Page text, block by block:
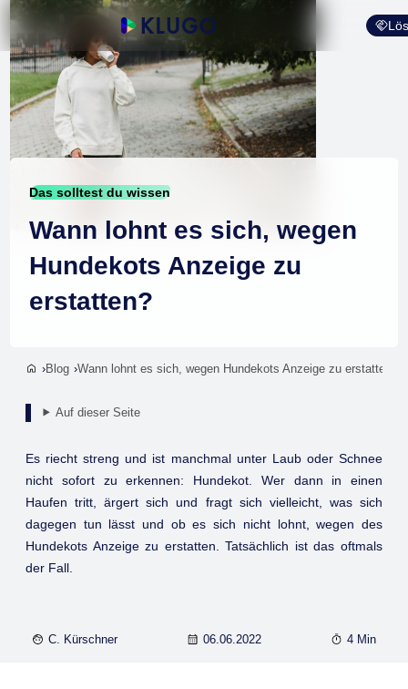
Das solltest du wissen
Wann lohnt es sich, wegen
Hundekots Anzeige zu
erstatten?
Blog Wann lohnt es sich, wegen Hundekots Anzeige zu erstatten?
Auf dieser Seite
Es riecht streng und ist manchmal unter Laub oder Schnee
nicht sofort zu erkennen: Hundekot. Wer dann in einen
Haufen tritt, ärgert sich und fragt sich vielleicht, was sich
dagegen tun lässt und ob es sich nicht lohnt, wegen des
Hundekots Anzeige zu erstatten. Tatsächlich ist das oftmals
der Fall.
C. Kürschner 06.06.2022 4 Min